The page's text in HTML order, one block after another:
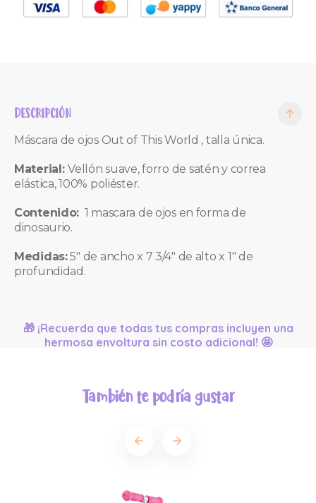
DESCRIPCIÓN
Máscara de ojos Out of This World , talla única.
Material:Vellón suave, forro de satén y correa
elástica,100% poliéster.
Contenido: 1 mascara de ojos en forma de
dinosaurio.
Medidas:5" de ancho x 7 3/4" de alto x 1" de
profundidad.
🎁 ¡Recuerda que todas tus compras incluyen una
hermosa envoltura sin costo adicional! 🤩
También te podría gustar